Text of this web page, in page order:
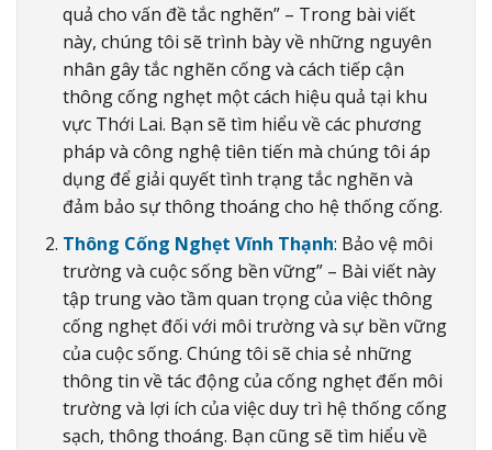
quả cho vấn đề tắc nghẽn” – Trong bài viết
này, chúng tôi sẽ trình bày về những nguyên
nhân gây tắc nghẽn cống và cách tiếp cận
thông cống nghẹt một cách hiệu quả tại khu
vực Thới Lai. Bạn sẽ tìm hiểu về các phương
pháp và công nghệ tiên tiến mà chúng tôi áp
dụng để giải quyết tình trạng tắc nghẽn và
đảm bảo sự thông thoáng cho hệ thống cống.
Thông Cống Nghẹt Vĩnh Thạnh: Bảo vệ môi
trường và cuộc sống bền vững” – Bài viết này
tập trung vào tầm quan trọng của việc thông
cống nghẹt đối với môi trường và sự bền vững
của cuộc sống. Chúng tôi sẽ chia sẻ những
thông tin về tác động của cống nghẹt đến môi
trường và lợi ích của việc duy trì hệ thống cống
sạch, thông thoáng. Bạn cũng sẽ tìm hiểu về